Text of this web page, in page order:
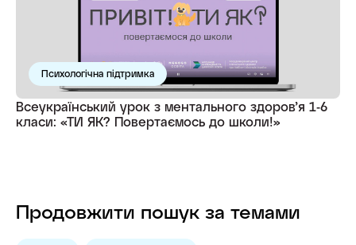
Психологічна підтримка
Всеукраїнський урок з ментального здоров’я 1-6
класи: «ТИ ЯК? Повертаємось до школи!»
Продовжити пошук за темами